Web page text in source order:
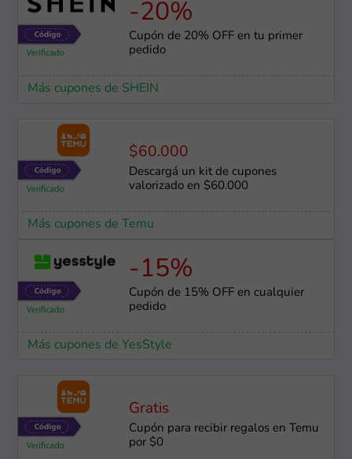
-20%
Cupón de 20% OFF en tu primer
pedido
Más cupones de SHEIN
$60.000
Descargá un kit de cupones
valorizado en $60.000
Más cupones de Temu
-15%
Cupón de 15% OFF en cualquier
pedido
Más cupones de YesStyle
Gratis
Cupón para recibir regalos en Temu
por $0